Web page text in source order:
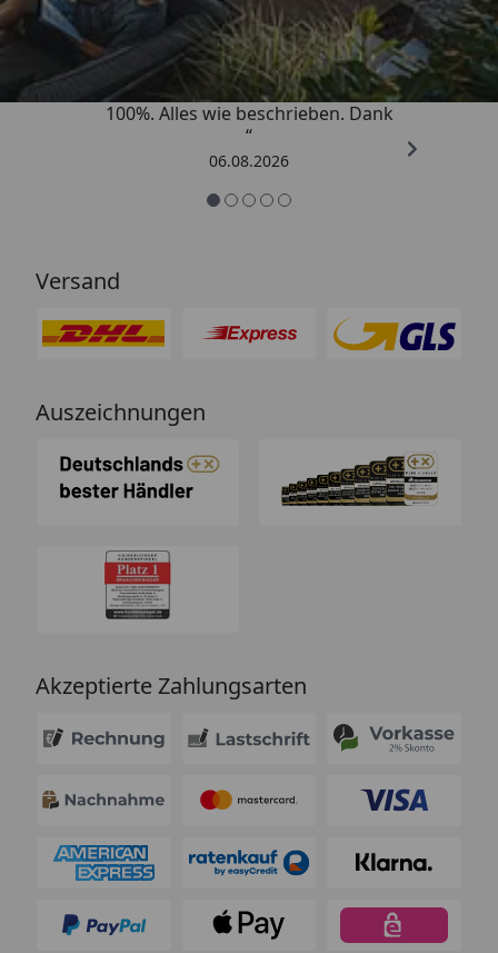
4,83/ 5
„Super schnell gelifert. Ware passt
100%. Alles wie beschrieben. Dank
“
06.08.2026
Versand
Auszeichnungen
Akzeptierte Zahlungsarten